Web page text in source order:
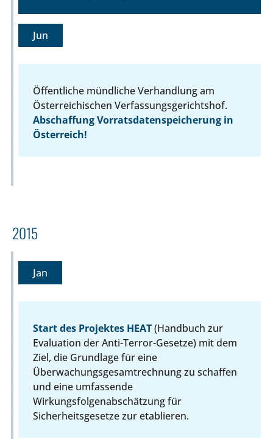
Jun
Öffentliche mündliche Verhandlung am
Österreichischen Verfassungsgerichtshof.
Abschaffung Vorratsdatenspeicherung in
Österreich!
2015
Jan
Start des Projektes HEAT(Handbuch zur
Evaluation der Anti-Terror-Gesetze) mit dem
Ziel, die Grundlage für eine
Überwachungsgesamtrechnung zu schaffen
und eine umfassende
Wirkungsfolgenabschätzung für
Sicherheitsgesetze zur etablieren.